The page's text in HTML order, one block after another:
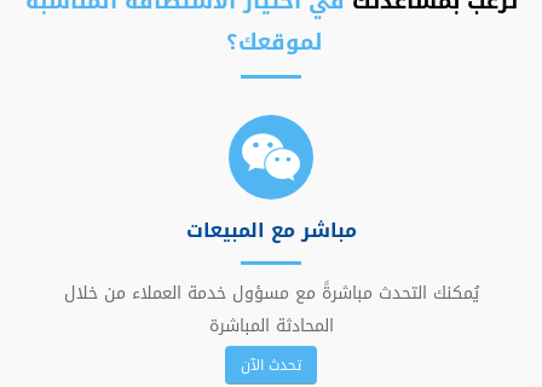
لموقعك؟
مباشر مع المبيعات
يُمكنك التحدث مباشرةً مع مسؤول خدمة العملاء من خلال
المحادثة المباشرة
تحدث الآن